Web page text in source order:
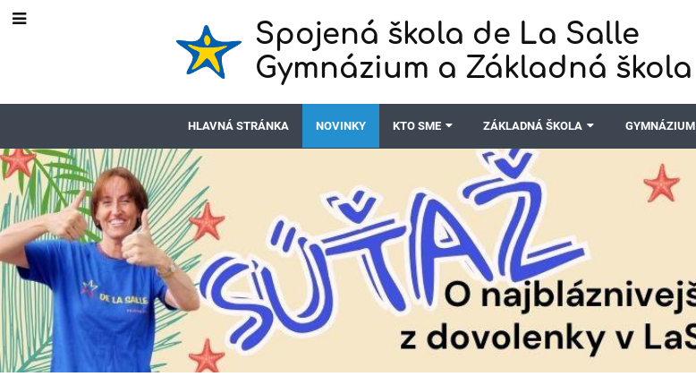
Spojená škola de La Salle
Gymnázium a Základná škola
HLAVNÁ STRÁNKA NOVINKY KTO SME ZÁKLADNÁ ŠKOLA GYMNÁZIUM